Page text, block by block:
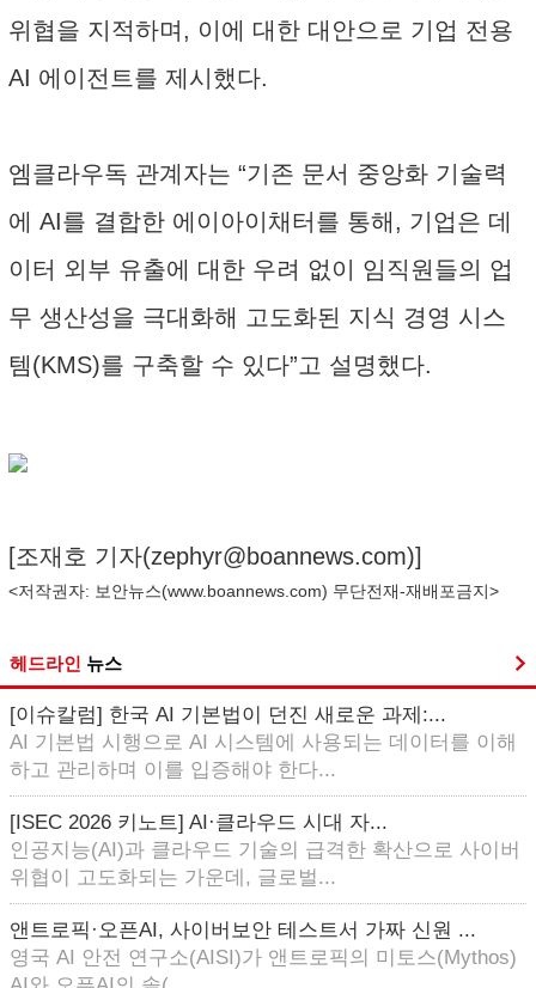
위협을 지적하며, 이에 대한 대안으로 기업 전용
AI 에이전트를 제시했다.
엠클라우독 관계자는 “기존 문서 중앙화 기술력
에 AI를 결합한 에이아이채터를 통해, 기업은 데
이터 외부 유출에 대한 우려 없이 임직원들의 업
무 생산성을 극대화해 고도화된 지식 경영 시스
템(KMS)를 구축할 수 있다”고 설명했다.
[조재호 기자(zephyr@boannews.com)]
<저작권자: 보안뉴스(www.boannews.com) 무단전재-재배포금지>
헤드라인 뉴스
[이슈칼럼] 한국 AI 기본법이 던진 새로운 과제:...
AI 기본법 시행으로 AI 시스템에 사용되는 데이터를 이해
하고 관리하며 이를 입증해야 한다...
[ISEC 2026 키노트] AI·클라우드 시대 자...
인공지능(AI)과 클라우드 기술의 급격한 확산으로 사이버
위협이 고도화되는 가운데, 글로벌...
앤트로픽·오픈AI, 사이버보안 테스트서 가짜 신원 ...
영국 AI 안전 연구소(AISI)가 앤트로픽의 미토스(Mythos)